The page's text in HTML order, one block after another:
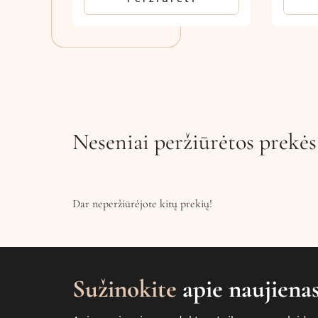
Neseniai peržiūrėtos prekės
Dar neperžiūrėjote kitų prekių!
Sužinokite apie